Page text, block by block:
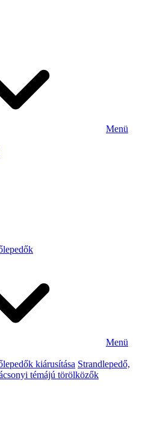
Menü
Menü
kiárusítása Strandlepedő,
témájú törölközők